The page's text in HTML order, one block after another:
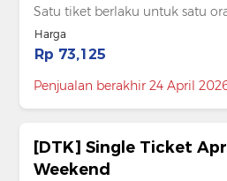
Satu tiket berlaku untuk satu
Harga
Rp 73,125
Penjualan berakhir 24 April
[DTK] Single Ticket
Weekend